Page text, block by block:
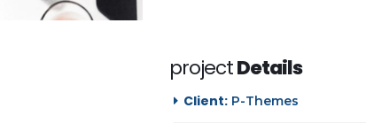
projectDetails
Client: P-Themes